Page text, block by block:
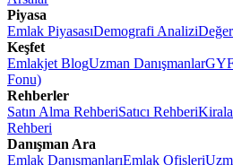
Piyasa
Emlak PiyasasıDemografi Analizi
Keşfet
Emlakjet BlogUzman Danışmanlar
Fonu)
Rehberler
Satın Alma RehberiSatıcı Rehberi
Rehberi
Danışman Ara
Emlak DanışmanlarıEmlak Ofisleri